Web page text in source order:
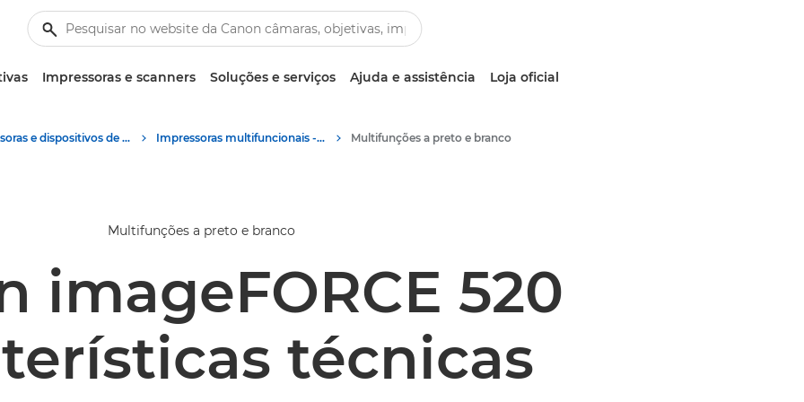
Impressoras e scanners Soluções e serviços Ajuda e assistência Loja oficial
Impressoras e dispositivos de fax empresariais Impressoras multifuncionais - Impressoras multifunções Multifunções a preto e branco
Multifunções a preto e branco
imageFORCE 520
técnicas